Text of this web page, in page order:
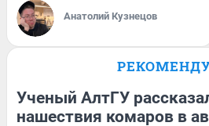
Анатолий Кузнецов
Ученый АлтГУ
нашествия комаров в